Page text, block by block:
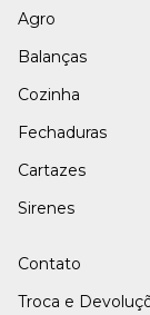
Agro
Balanças
Cozinha
Fechaduras
Cartazes
Sirenes
Contato
Troca e